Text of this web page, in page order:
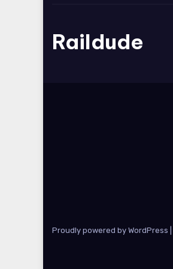
Raildude
Proudly powered by WordPress